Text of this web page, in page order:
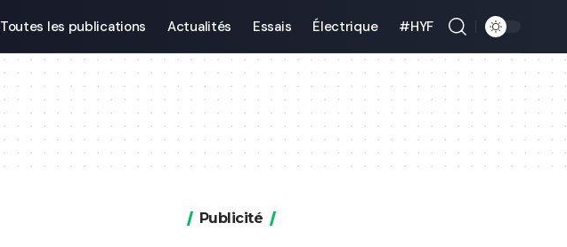
Toutes les publications Actualités Essais Électrique #HYF
Publicité